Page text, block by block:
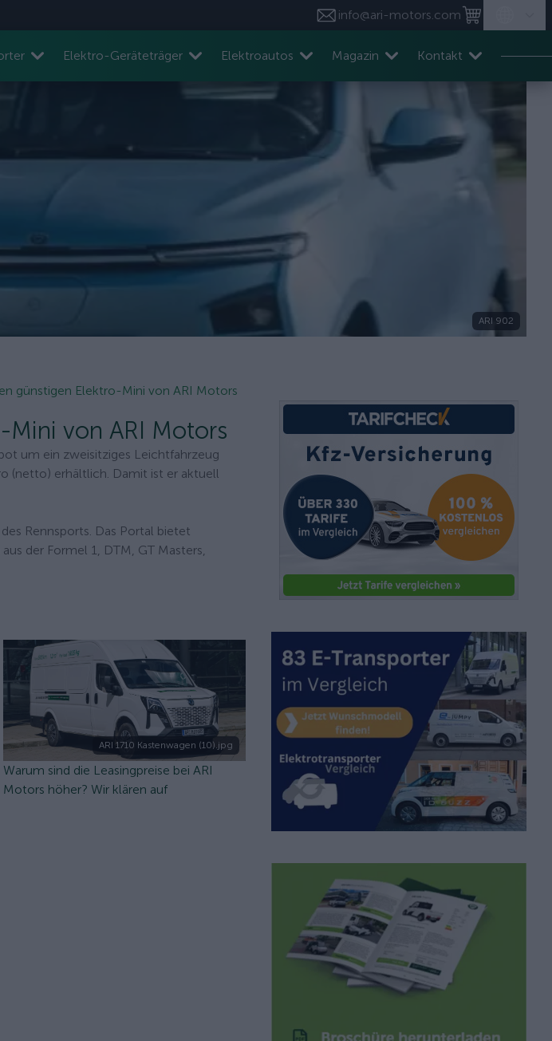
info@ari-motors.com
Elektro-Geräteträger Elektroautos Magazin Kontakt
ARI 902
günstigen Elektro-Mini von ARI Motors
von ARI Motors
um ein zweisitziges Leichtfahrzeug
(netto) erhältlich. Damit ist er aktuell
Rennsports. Das Portal bietet
der Formel 1, DTM, GT Masters,
ARI 1710 Kastenwagen (10).jpg
Warum sind die Leasingpreise bei ARI
Motors höher? Wir klären auf